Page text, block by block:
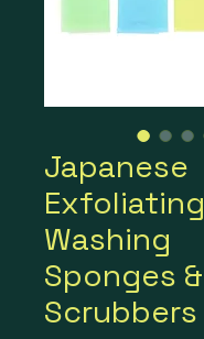
Japanese
Exfoliating
Washing
Sponges &
Scrubbers